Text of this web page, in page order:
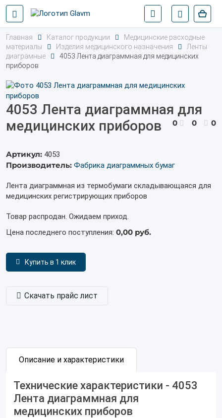
Главная Каталог продукции
Медицинские расходные
материалы
Изделия медицинского назначения
Ленты
диаграмные
4053 Лента диаграммная для медицинских
приборов
4053 Лента диаграммная для
медицинских приборов
0 0 0
Артикул: 4053
Производитель: Фабрика диаграммных бумаг
Лента диаграммная из термобумаги складывающаяся для
медицинских регистрирующих приборов
Товар распродан. Ожидаем приход.
Цена последнего поступления: 0,00 руб.
Купить в 1 клик
Скачать прайс лист
Описание и характеристики
Технические характеристики - 4053
Лента диаграммная для
медицинских приборов